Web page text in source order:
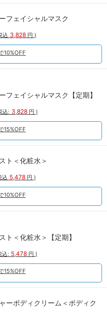
フェイシャルマスク
込 3,828 円 )
10%OFF
フェイシャルマスク【定期】
込: 3,828 円 )
15%OFF
ト＜化粧水＞
込 5,478 円 )
10%OFF
ト＜化粧水＞【定期】
込: 5,478 円 )
15%OFF
ーボディクリーム＜ボディク